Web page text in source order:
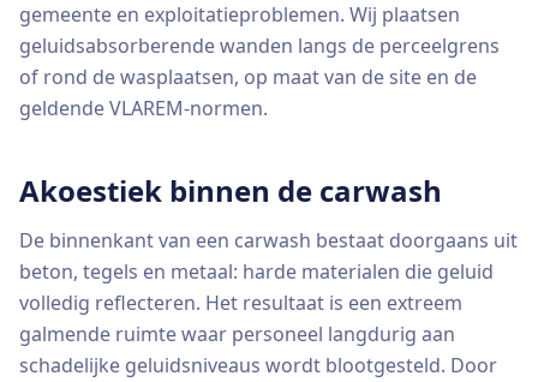
gemeente en exploitatieproblemen. Wij plaatsen
geluidsabsorberende wanden langs de perceelgrens
of rond de wasplaatsen, op maat van de site en de
geldende VLAREM-normen.
Akoestiek binnen de carwash
De binnenkant van een carwash bestaat doorgaans uit
beton, tegels en metaal: harde materialen die geluid
volledig reflecteren. Het resultaat is een extreem
galmende ruimte waar personeel langdurig aan
schadelijke geluidsniveaus wordt blootgesteld. Door